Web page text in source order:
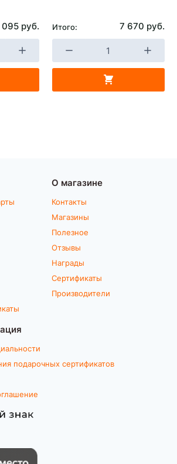
095 руб. Итого: 7 670 руб.
О магазине
Контакты
Магазины
Полезное
Отзывы
Награды
Сертификаты
Производители
подарочных сертификатов